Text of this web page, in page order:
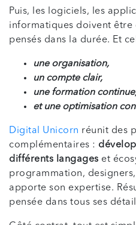
Puis, les logiciels, les
informatiques doivent être
pensés dans la durée. Et
une organisation,
un compte clair,
une formation
et une optimisation
Digital Unicorn réunit des
complémentaires :
différents langages et
programmation,
apporte son expertise.
pensée dans tous ses